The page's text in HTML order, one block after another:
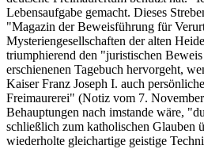
Lebensaufgabe gemacht. Dieses
"Magazin der Beweisführung für
Mysteriengesellschaften der alten
triumphierend den "juristischen
erschienenen Tagebuch hervorgeht,
Kaiser Franz Joseph I. auch
Freimaurerei" (Notiz vom 7.
Behauptungen nach imstande wäre,
schließlich zum katholischen Glauben
wiederholte gleichartige geistige